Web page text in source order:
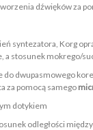
dźwięków za
syntezatora, Korg
a stosunek mokrego/
do dwupasmowego
za pomocą samego
dotykiem
odległości